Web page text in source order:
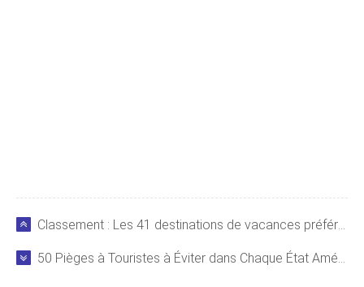
Classement : Les 41 destinations de vacances préférées des Américains les plus riches aux États-Unis
50 Pièges à Touristes à Éviter dans Chaque État Américain